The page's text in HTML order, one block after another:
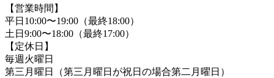
【営業時間】
平日 10:00〜19:00 （最終18:00）
土日 9:00〜18:00 （最終17:00）
【定休日】
毎週火曜日
第三月曜日（第三月曜日が祝日の場合第二月曜日）